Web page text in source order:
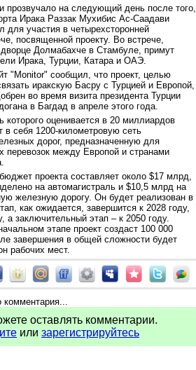
прозвучало на следующий день после того,
Ирака Раззак Мухибис Ас-Саадави
участия в четырехсторонней
посвященной проекту. Во встрече,
дворце Долмабахче в Стамбуле, примут
Ирака, Турции, Катара и ОАЭ.
"Monitor" сообщил, что проект, целью
иракскую Басру с Турцией и Европой,
во время визита президента Турции
в Багдад в апреле этого года.
которого оценивается в 20 миллиардов
в себя 1200-километровую сеть
дорог, предназначенную для
перевозок между Европой и странами
проекта составляет около $17 млрд,
на автомагистраль и $10,5 млрд на
железную дорогу. Он будет реализован в
как ожидается, завершится к 2028 году,
а заключительный этап – к 2050 году.
этапе проект создаст 100 000
завершения в общей сложности будет
рабочих мест.
комментария...
оставлять комментарии.
или зарегистрируйтесь